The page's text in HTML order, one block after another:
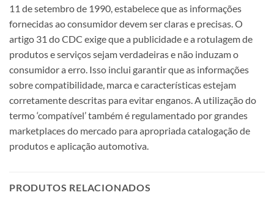
11 de setembro de 1990, estabelece que as informações
fornecidas ao consumidor devem ser claras e precisas. O
artigo 31 do CDC exige que a publicidade e a rotulagem de
produtos e serviços sejam verdadeiras e não induzam o
consumidor a erro. Isso inclui garantir que as informações
sobre compatibilidade, marca e características estejam
corretamente descritas para evitar enganos. A utilização do
termo ‘compatível’ também é regulamentado por grandes
marketplaces do mercado para apropriada catalogação de
produtos e aplicação automotiva.
PRODUTOS RELACIONADOS